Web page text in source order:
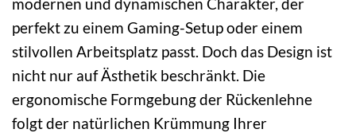
perfekt zu einem Gaming-Setup oder einem
stilvollen Arbeitsplatz passt. Doch das Design ist
nicht nur auf Ästhetik beschränkt. Die
ergonomische Formgebung der Rückenlehne
folgt der natürlichen Krümmung Ihrer